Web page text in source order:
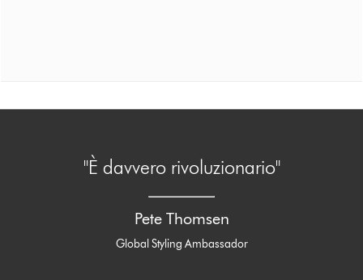
"È davvero rivoluzionario"
Pete Thomsen
Global Styling Ambassador